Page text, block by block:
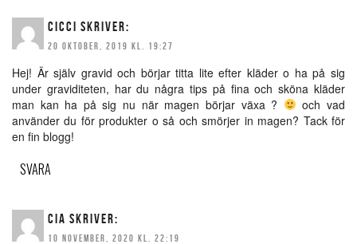
CICCI SKRIVER:
20 OKTOBER, 2019 KL. 19:27
Hej! Är själv gravid och börjar titta lite efter kläder o ha på sig
under graviditeten, har du några tips på fina och sköna kläder
man kan ha på sig nu när magen börjar växa ?
och vad
använder du för produkter o så och smörjer in magen? Tack för
en fin blogg!
SVARA
CIA SKRIVER:
10 NOVEMBER, 2020 KL. 22:19